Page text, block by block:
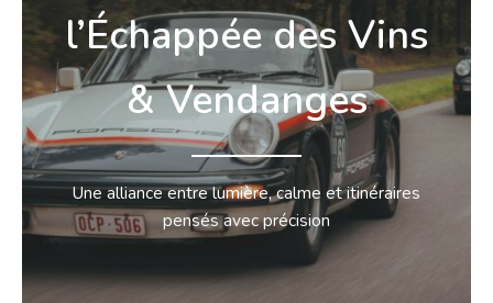
l’Échappée des Vins
& Vendanges
Une alliance entre lumière, calme et itinéraires
pensés avec précision